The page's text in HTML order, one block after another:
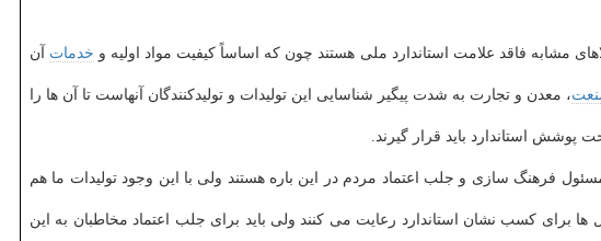
مشابه فاقد علامت استاندارد ملی هستند چون كه اساساً كیفیت مواد اولیه و خدمات آن
، معدن و تجارت به شدت پیگیر شناسایی این تولیدات و تولیدكنندگان آنهاست تا آن ها را
پوشش استاندارد باید قرار گیرند.
فرهنگ سازی و جلب اعتماد مردم در این باره هستند ولی با این وجود تولیدات ما هم
برای كسب نشان استاندارد رعایت می كنند ولی باید برای جلب اعتماد مخاطبان به این